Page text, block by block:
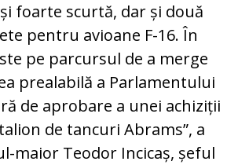
foarte scurtă, dar și două
pentru avioane F-16. În
pe parcursul de a merge
prealabilă a Parlamentului
de aprobare a unei achiziții
de tancuri Abrams”, a
maior Teodor Incicaș, șeful